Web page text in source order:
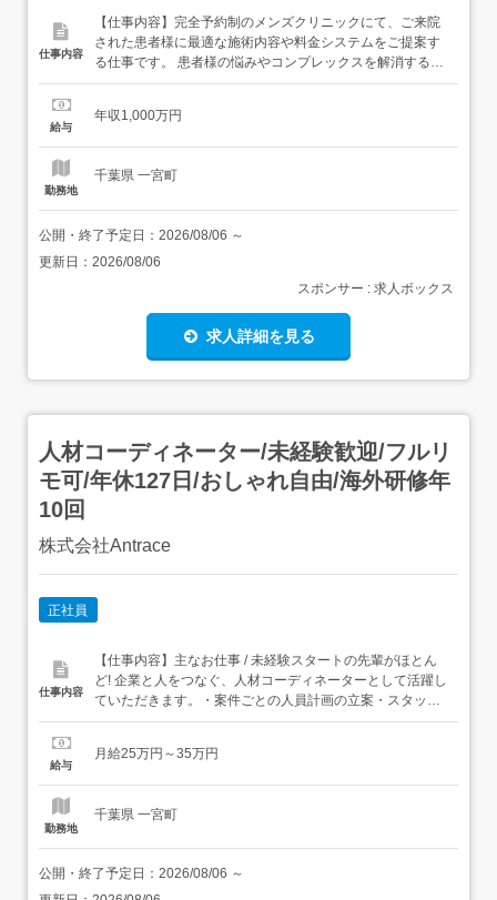
仕事内容
【仕事内容】完全予約制のメンズクリニックにて、ご来院
された患者様に最適な施術内容や料金システムをご提案す
る仕事です。 患者様の悩みやコンプレックスを解消するポ
ジション。成約すればするほど感謝される仕事です!<仕事
ただいた患者様のお出迎え 患者様へのカウンセリング 治療
給与
年収1,000万円
勤務地
千葉県 一宮町
公開・終了予定日： 2026/08/06 ～
更新日： 2026/08/06
スポンサー : 求人ボックス
求人詳細を見る
人材コーディネーター/未経験歓迎/フルリ
モ可/年休127日/おしゃれ自由/海外研修年
10回
株式会社Antrace
正社員
仕事内容
【仕事内容】主なお仕事 / 未経験スタートの先輩がほとん
ど! 企業と人をつなぐ、人材コーディネーターとして活躍し
ていただきます。・案件ごとの人員計画の立案・スタッフ
の配置/シフト管理・企業との調整・打ち合わせ・現場メン
および面談業務・企業が求める人材の要件定義・提案業務
給与
月給25万円～35万円
勤務地
千葉県 一宮町
公開・終了予定日： 2026/08/06 ～